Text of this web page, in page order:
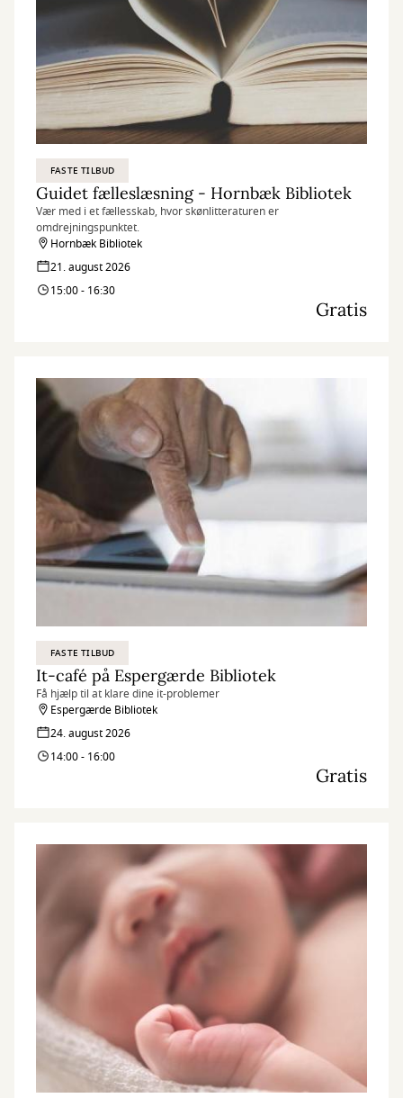
FASTE TILBUD
Guidet fælleslæsning - Hornbæk Bibliotek
Vær med i et fællesskab, hvor skønlitteraturen er
omdrejningspunktet.
Hornbæk Bibliotek
21. august 2026
15:00 - 16:30
Gratis
FASTE TILBUD
It-café på Espergærde Bibliotek
Få hjælp til at klare dine it-problemer
Espergærde Bibliotek
24. august 2026
14:00 - 16:00
Gratis